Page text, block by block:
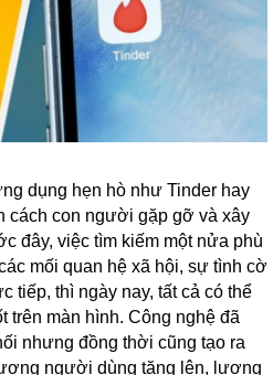
dụng hẹn hò như Tinder hay
cách con người gặp gỡ và xây
đây, việc tìm kiếm một nửa phù
mối quan hệ xã hội, sự tình cờ
tiếp, thì ngày nay, tất cả có thể
trên màn hình. Công nghệ đã
nhưng đồng thời cũng tạo ra
người dùng tăng lên, lượng